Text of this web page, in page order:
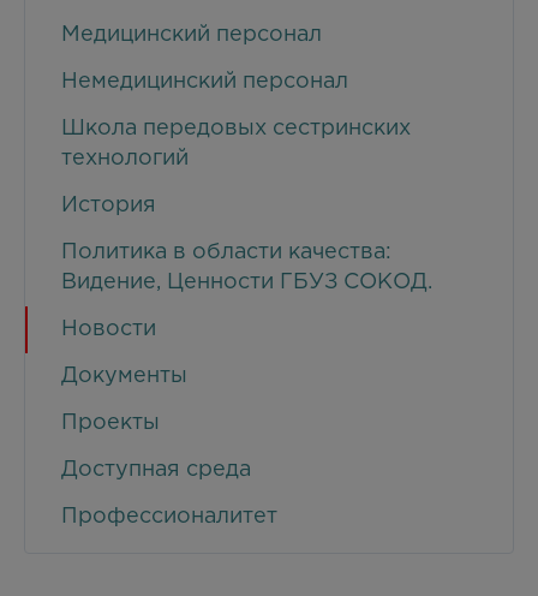
Медицинский персонал
Немедицинский персонал
Школа передовых сестринских
технологий
История
Политика в области качества:
Видение, Ценности ГБУЗ СОКОД.
Новости
Документы
Проекты
Доступная среда
Профессионалитет